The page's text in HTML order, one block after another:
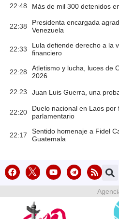
22:48 Más de mil 300 detenidos
22:38
Presidenta encargada
Venezuela
22:33
Lula defiende derecho a la
financiero
22:28
Atletismo y lucha, luces de
2026
22:23 Juan Luis Guerra, una
22:20
Duelo nacional en Laos
parlamentario
22:17
Sentido homenaje a Fidel
Guatemala